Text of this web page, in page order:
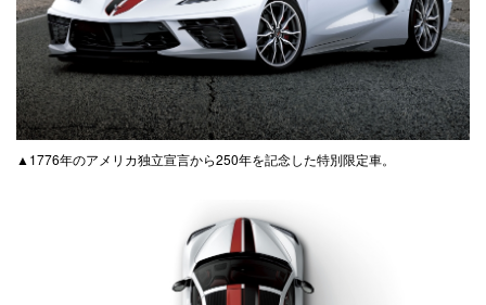
▲1776年のアメリカ独立宣言から250年を記念した特別限定車。